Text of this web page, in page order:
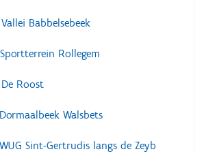
Babbelsebeek
Rollegem
Roost
Walsbets
Sint-Gertrudis langs de Zeyb